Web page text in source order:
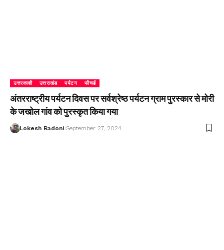
उत्तरकाशी उत्तराखंड पर्यटन फीचर्ड
अंतरराष्ट्रीय पर्यटन दिवस पर सर्वश्रेष्ठ पर्यटन ग्राम पुरस्कार से मोरी
के जखोल गांव को पुरस्कृत किया गया
Lokesh Badoni September 27, 2024